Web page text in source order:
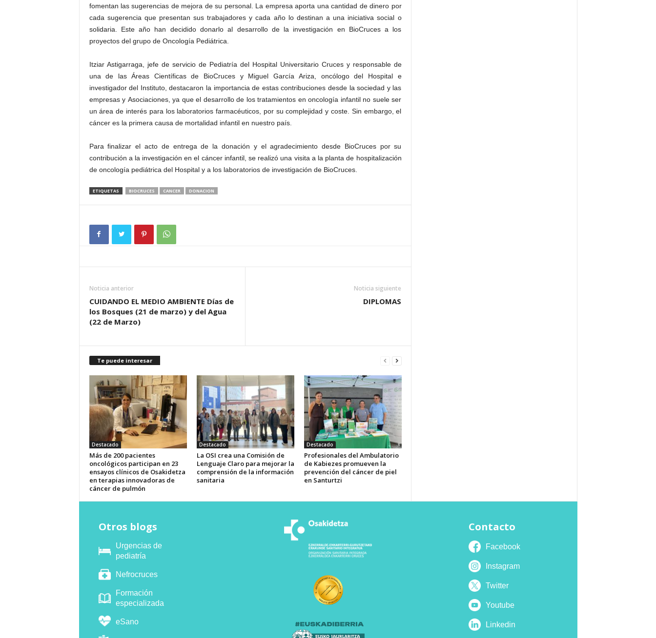
fomentan las sugerencias de mejora de su personal. La empresa aporta una cantidad de dinero por
cada sugerencia que presentan sus trabajadores y cada año lo destinan a una iniciativa social o
solidaria. Este año han decidido donarlo al desarrollo de la investigación en BioCruces a los
proyectos del grupo de Oncología Pediátrica.
Itziar Astigarraga, jefe de servicio de Pediatría del Hospital Universitario Cruces y responsable de
una de las Áreas Científicas de BioCruces y Miguel García Ariza, oncólogo del Hospital e
investigador del Instituto, destacaron la importancia de estas contribuciones desde la sociedad y las
empresas y Asociaciones, ya que el desarrollo de los tratamientos en oncología infantil no suele ser
un área de interés para los laboratorios farmacéuticos, por su complejidad y coste. Sin embargo, el
cáncer es la primera causa de mortalidad infantil en nuestro país.
Para finalizar el acto de entrega de la donación y el agradecimiento desde BioCruces por su
contribución a la investigación en el cáncer infantil, se realizó una visita a la planta de hospitalización
de oncología pediátrica del Hospital y a los laboratorios de investigación de BioCruces.
ETIQUETAS BIOCRUCES CANCER DONACION
Noticia anterior
CUIDANDO EL MEDIO AMBIENTE Días de
los Bosques (21 de marzo) y del Agua
(22 de Marzo)
Noticia siguiente
DIPLOMAS
Te puede interesar
Destacado
Más de 200 pacientes
oncológicos participan en 23
ensayos clínicos de Osakidetza
en terapias innovadoras de
cáncer de pulmón
Destacado
La OSI crea una Comisión de
Lenguaje Claro para mejorar la
comprensión de la información
sanitaria
Destacado
Profesionales del Ambulatorio
de Kabiezes promueven la
prevención del cáncer de piel
en Santurtzi
Otros blogs
Urgencias de
pediatría
Nefrocruces
Formación
especializada
eSano
Contacto
Facebook
Instagram
Twitter
Youtube
Linkedin